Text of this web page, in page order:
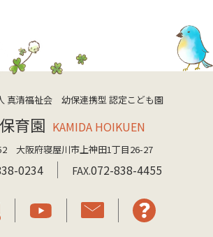
真清福祉会 幼保連携型 認定こども園
育園 KAMIDA HOIKUEN
大阪府寝屋川市上神田1丁目26-27
0234 FAX.072-838-4455